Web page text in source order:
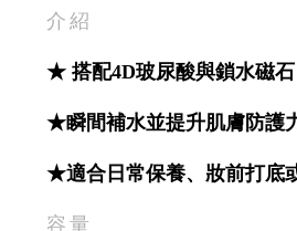
介紹
★ 搭配4D玻尿酸與鎖水磁
★瞬間補水並提升肌膚防護
★適合日常保養、妝前打底
容量